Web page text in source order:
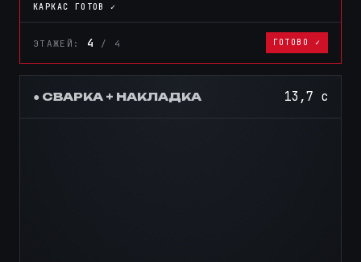
КАРКАС ГОТОВ ✓
ЭТАЖЕЙ: 4 / 4 ГОТОВО ✓
● СВАРКА + НАКЛАДКА 15,7 с